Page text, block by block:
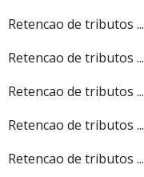
Retencao de tributos ...
Retencao de tributos ...
Retencao de tributos ...
Retencao de tributos ...
Retencao de tributos ...